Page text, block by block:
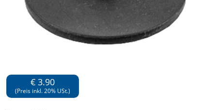
€ 3.90
(Preis inkl. 20% USt.)